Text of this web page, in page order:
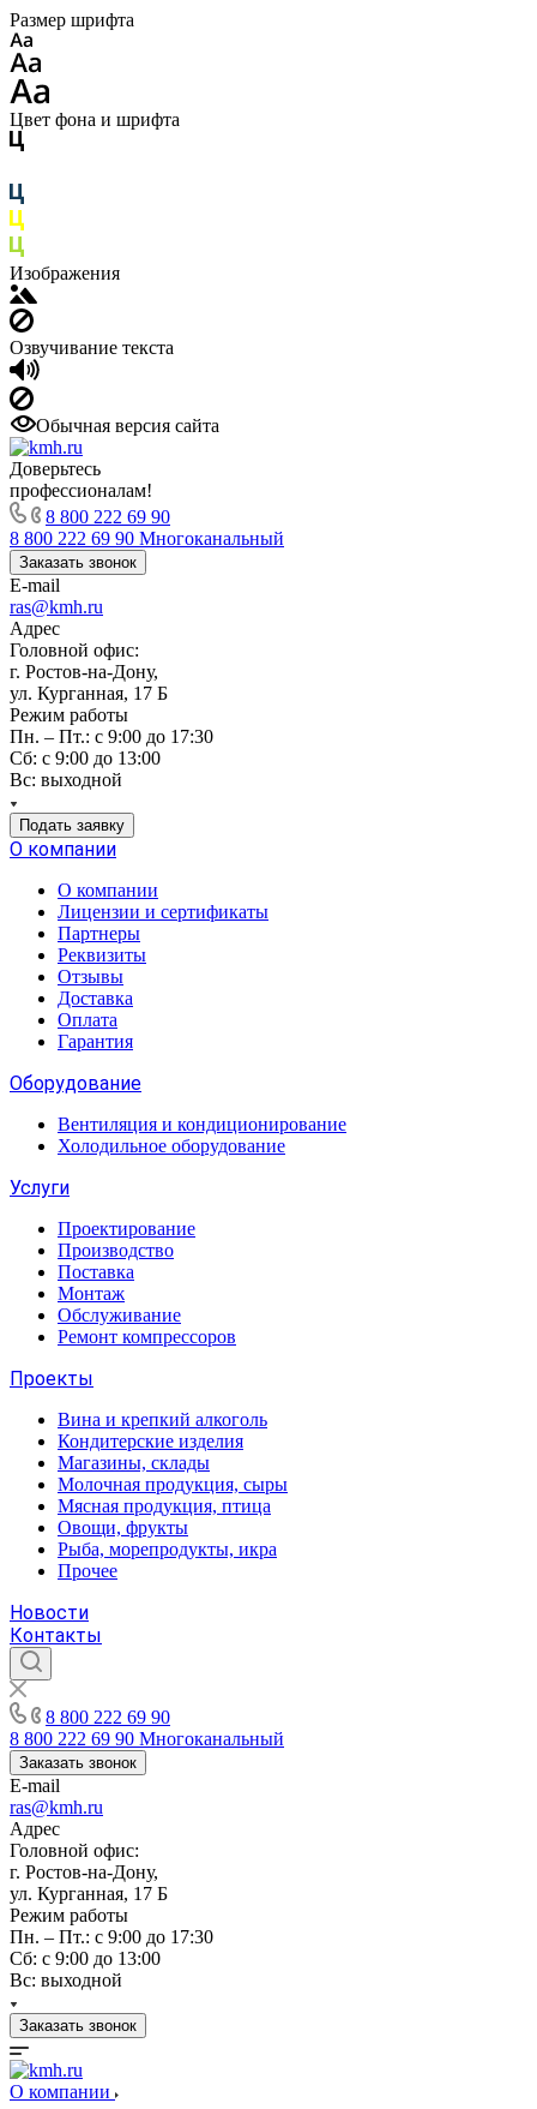
Размер шрифта
Цвет фона и шрифта
Изображения
Озвучивание текста
Обычная версия сайта
Доверьтесь
профессионалам!
8 800 222 69 90
8 800 222 69 90 Многоканальный
Заказать звонок
E-mail
ras@kmh.ru
Адрес
Головной офис:
г. Ростов-на-Дону,
ул. Курганная, 17 Б
Режим работы
Пн. – Пт.: с 9:00 до 17:30
Сб: с 9:00 до 13:00
Вс: выходной
Подать заявку
О компании
О компании
Лицензии и сертификаты
Партнеры
Реквизиты
Отзывы
Доставка
Оплата
Гарантия
Оборудование
Вентиляция и кондиционирование
Холодильное оборудование
Услуги
Проектирование
Производство
Поставка
Монтаж
Обслуживание
Ремонт компрессоров
Проекты
Вина и крепкий алкоголь
Кондитерские изделия
Магазины, склады
Молочная продукция, сыры
Мясная продукция, птица
Овощи, фрукты
Рыба, морепродукты, икра
Прочее
Новости
Контакты
8 800 222 69 90
8 800 222 69 90 Многоканальный
Заказать звонок
E-mail
ras@kmh.ru
Адрес
Головной офис:
г. Ростов-на-Дону,
ул. Курганная, 17 Б
Режим работы
Пн. – Пт.: с 9:00 до 17:30
Сб: с 9:00 до 13:00
Вс: выходной
Заказать звонок
О компании